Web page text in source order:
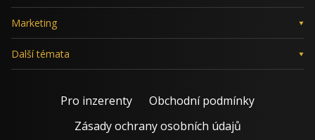
Marketing
Další témata
Pro inzerenty
Obchodní podmínky
Zásady ochrany osobních údajů